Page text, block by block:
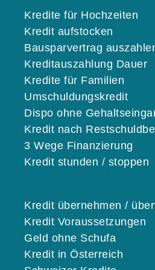
Kredite für Hochzeiten
Kredit aufstocken
Bausparvertrag
Kreditauszahlung Dauer
Kredite für Familien
Umschuldungskredit
Dispo ohne
Kredit nach
3 Wege Finanzierung
Kredit stunden / stoppen
Kredit übernehmen /
Kredit Voraussetzungen
Geld ohne Schufa
Kredit in Österreich